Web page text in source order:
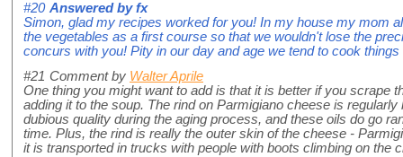
#20 Answered byfx
Simon, glad my recipes worked for you! In my house my mom
the vegetables as a first course so that we wouldn't lose the
concurs with you! Pity in our day and age we tend to cook
#21 Comment by Walter Aprile
One thing you might want to add is that it is better if you scrape
adding it to the soup. The rind on Parmigiano cheese is
dubious quality during the aging process, and these oils do go
time. Plus, the rind is really the outer skin of the cheese -
it is transported in trucks with people with boots climbing on the